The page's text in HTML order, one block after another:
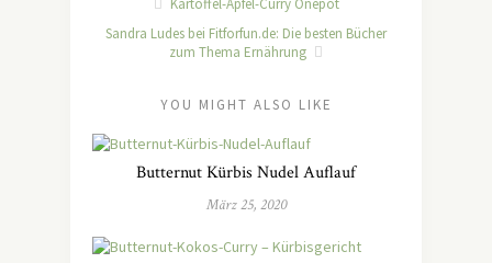
Kartoffel-Apfel-Curry Onepot
Sandra Ludes bei Fitforfun.de: Die besten Bücher
zum Thema Ernährung
YOU MIGHT ALSO LIKE
Butternut Kürbis Nudel Auflauf
März 25, 2020